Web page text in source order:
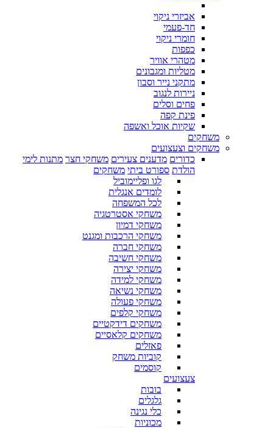
אביזרי ניקוי
חד-פעמי
חומרי ניקוי
כפפות
מטהרי אוויר
מטליות ומגבונים
מתקני נייר וסבון
ניירות לנגוב
פחים וסלים
פינת קפה
שקיות אוכל ואשפה
משחקים
משחקים וצעצועים
כדורים מדענים צעירים משחקי חצר מתנות לימי
הולדת ספורט ביתי משחקים
לגו ופליימוביל
לומדים אנגלית
לכל המשפחה
משחקי אסטרטגיה
משחקי דמיון
משחקי הרכבות ומגנט
משחקי חברה
משחקי חשיבה
משחקי יצירה
משחקי למידה
משחקי נשיאה
משחקי פעולה
משחקי קלפים
משחקים דידקטיים
משחקים קלאסיים
פאזלים
קוביות משחק
קוסמים
צעצועים
בובות
גלגלים
כלי נגינה
מכוניות